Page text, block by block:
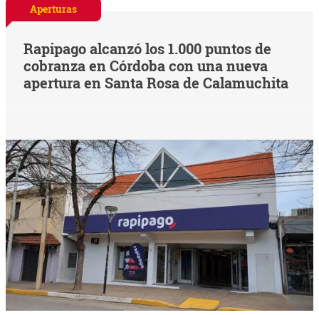
Aperturas
Rapipago alcanzó los 1.000 puntos de
cobranza en Córdoba con una nueva
apertura en Santa Rosa de Calamuchita